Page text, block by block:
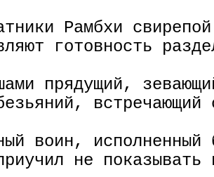
Рамбхи
готовность
прядущий,
встречающий
воин, исполненный
не показывать